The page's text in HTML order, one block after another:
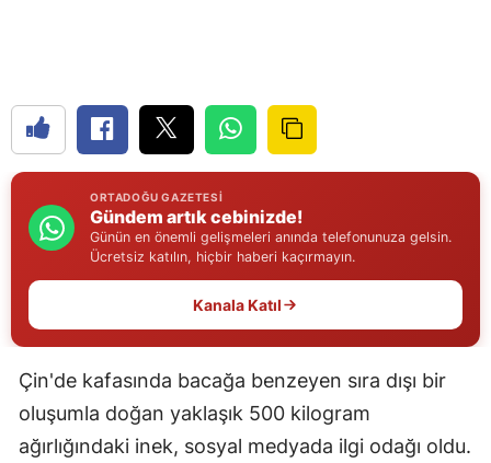
Edirne
Erzincan
Eskişehir
Giresun
Gümüşhane
ORTADOĞU GAZETESI
Gündem artık cebinizde!
Günün en önemli gelişmeleri anında telefonunuza gelsin.
Ücretsiz katılın, hiçbir haberi kaçırmayın.
Kanala Katıl
Çin'de kafasında bacağa benzeyen sıra dışı bir
oluşumla doğan yaklaşık 500 kilogram
ağırlığındaki inek, sosyal medyada ilgi odağı oldu.